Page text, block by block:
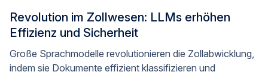
Revolution im Zollwesen: LLMs erhöhen
Effizienz und Sicherheit
Große Sprachmodelle revolutionieren die Zollabwicklung,
indem sie Dokumente effizient klassifizieren und